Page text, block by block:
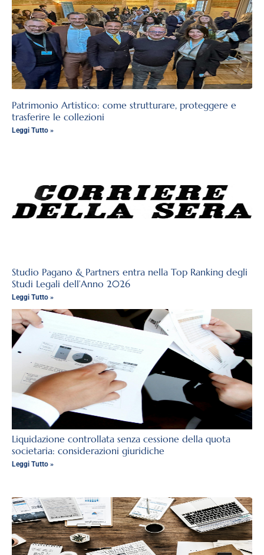
Patrimonio Artistico: come strutturare, proteggere e
trasferire le collezioni
Leggi Tutto »
Studio Pagano & Partners entra nella Top Ranking degli
Studi Legali dell’Anno 2026
Leggi Tutto »
Liquidazione controllata senza cessione della quota
societaria: considerazioni giuridiche
Leggi Tutto »